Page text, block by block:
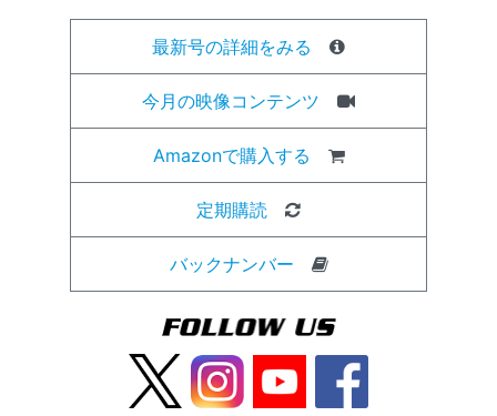
最新号の詳細をみる
今月の映像コンテンツ
Amazonで購入する
定期購読
バックナンバー